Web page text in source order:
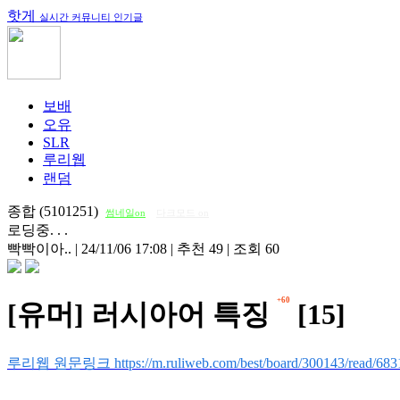
핫게 실시간 커뮤니티 인기글
보배
오유
SLR
루리웹
랜덤
종합 (5101251) 썸네일on
로딩중. . .
빡빡이아.. | 24/11/06 17:08 | 추천 49 | 조회 60
[유머] 러시아어 특징 +60 [15]
루리웹 원문링크 https://m.ruliweb.com/best/board/300143/read/